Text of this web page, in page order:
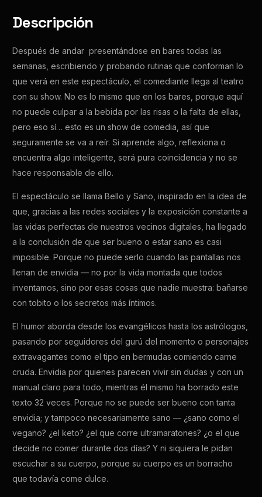
Descripción
Después de andar presentándose en bares todas las
semanas, escribiendo y probando rutinas que conforman lo
que verá en este espectáculo, el comediante llega al teatro
con su show. No es lo mismo que en los bares, porque aquí
no puede culpar a la bebida por las risas o la falta de ellas,
pero eso sí… esto es un show de comedia, así que
seguramente se va a reír. Si aprende algo, reflexiona o
encuentra algo inteligente, será pura coincidencia y no se
hace responsable de ello.
El espectáculo se llama Bello y Sano, inspirado en la idea de
que, gracias a las redes sociales y la exposición constante a
las vidas perfectas de nuestros vecinos digitales, ha llegado
a la conclusión de que ser bueno o estar sano es casi
imposible. Porque no puede serlo cuando las pantallas nos
llenan de envidia — no por la vida montada que todos
inventamos, sino por esas cosas que nadie muestra: bañarse
con tobito o los secretos más íntimos.
El humor aborda desde los evangélicos hasta los astrólogos,
pasando por seguidores del gurú del momento o personajes
extravagantes como el tipo en bermudas comiendo carne
cruda. Envidia por quienes parecen vivir sin dudas y con un
manual claro para todo, mientras él mismo ha borrado este
texto 32 veces. Porque no se puede ser bueno con tanta
envidia; y tampoco necesariamente sano — ¿sano como el
vegano? ¿el keto? ¿el que corre ultramaratones? ¿o el que
decide no comer durante dos días? Y ni siquiera le pidan
escuchar a su cuerpo, porque su cuerpo es un borracho
que todavía come dulce.